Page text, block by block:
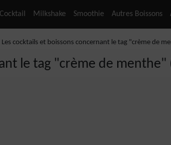
Cocktail Milkshake Smoothie Autres Boissons
Les cocktails et boissons concernant le tag "crème de
le tag "crème de